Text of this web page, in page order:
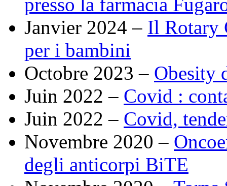
presso la farmacia
Janvier 2024 – Il Rotary
per i bambini
Octobre 2023 – Obesity
Juin 2022 – Covid :
Juin 2022 – Covid,
Novembre 2020 –
degli anticorpi BiTE